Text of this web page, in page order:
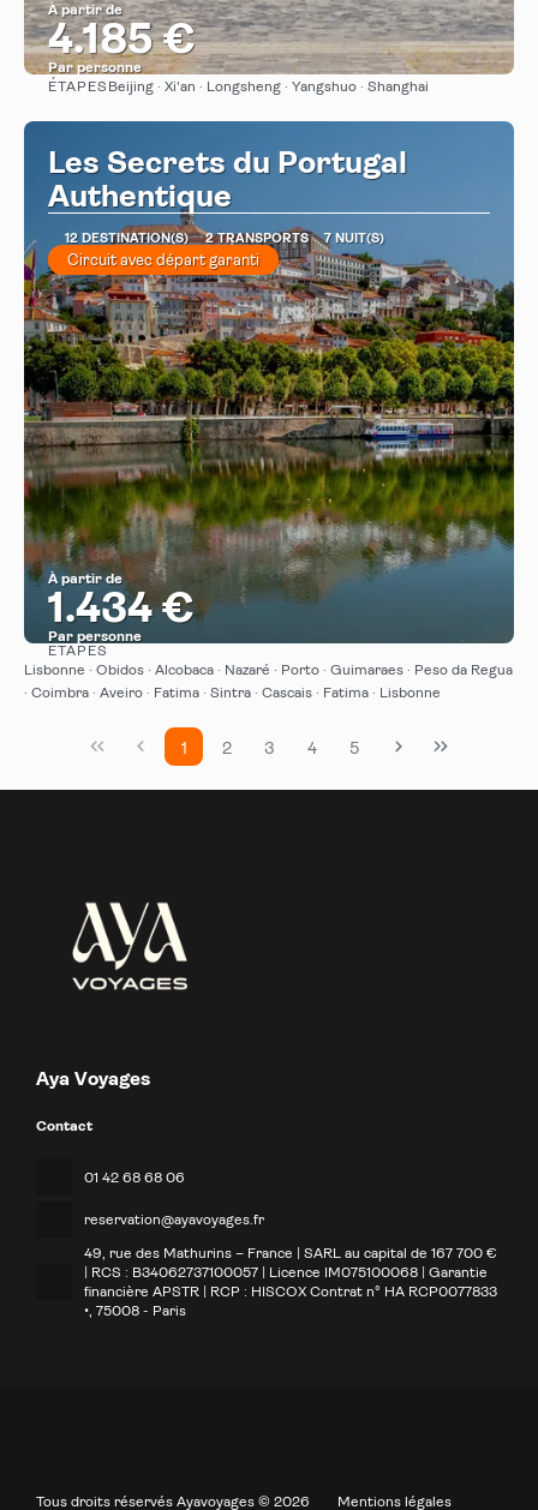
À partir de
4.185 €
Par personne
Afficher
ÉTAPES Beijing · Xi'an · Longsheng · Yangshuo · Shanghai
Les Secrets du Portugal
Authentique
12 DESTINATION(S) 2 TRANSPORTS 7 NUIT(S)
Circuit avec départ garanti
À partir de
1.434 €
Par personne
Afficher
ÉTAPES
Lisbonne · Obidos · Alcobaca · Nazaré · Porto · Guimaraes · Peso da Regua
· Coimbra · Aveiro · Fatima · Sintra · Cascais · Fatima · Lisbonne
1 2 3 4 5
Aya Voyages
Contact
01 42 68 68 06
reservation@ayavoyages.fr
49, rue des Mathurins – France | SARL au capital de 167 700 €
| RCS : B34062737100057 | Licence IM075100068 | Garantie
financière APSTR | RCP : HISCOX Contrat n° HA RCP0077833
• , 75008 - Paris
Tous droits réservés Ayavoyages © 2026 Mentions légales